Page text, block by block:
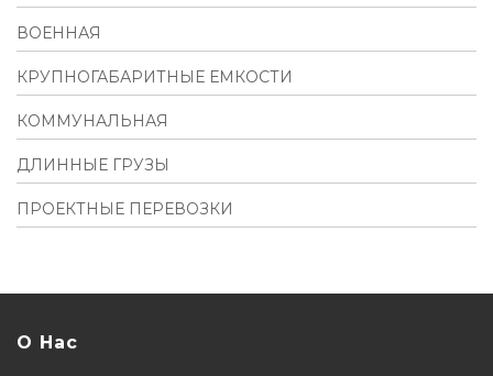
ВОЕННАЯ
КРУПНОГАБАРИТНЫЕ ЕМКОСТИ
КОММУНАЛЬНАЯ
ДЛИННЫЕ ГРУЗЫ
ПРОЕКТНЫЕ ПЕРЕВОЗКИ
О Нас